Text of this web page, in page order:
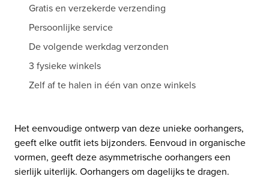
Gratis en verzekerde verzending
Persoonlijke service
De volgende werkdag verzonden
3 fysieke winkels
Zelf af te halen in één van onze winkels
Het eenvoudige ontwerp van deze unieke oorhangers,
geeft elke outfit iets bijzonders. Eenvoud in organische
vormen, geeft deze asymmetrische oorhangers een
sierlijk uiterlijk. Oorhangers om dagelijks te dragen.